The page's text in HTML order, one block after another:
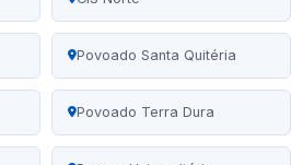
Povoado Santa Quitéria
Povoado Terra Dura